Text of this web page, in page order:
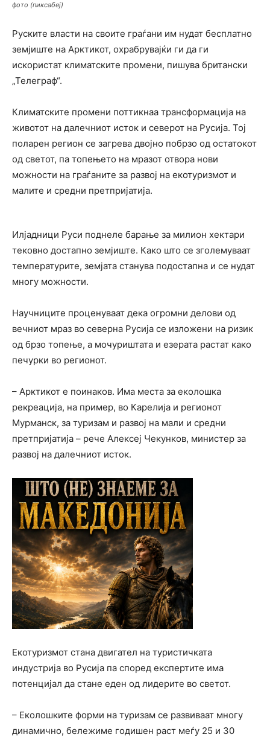
фото (пиксабеј)
Руските власти на своите граѓани им нудат бесплатно
земјиште на Арктикот, охрабрувајќи ги да ги
искористат климатските промени, пишува британски
„Телеграф“.
Климатските промени поттикнаа трансформација на
животот на далечниот исток и северот на Русија. Тој
поларен регион се загрева двојно побрзо од остатокот
од светот, па топењето на мразот отвора нови
можности на граѓаните за развој на екотуризмот и
малите и средни претпријатија.
Илјадници Руси поднеле барање за милион хектари
тековно достапно земјиште. Како што се зголемуваат
температурите, земјата станува подостапна и се нудат
многу можности.
Научниците проценуваат дека огромни делови од
вечниот мраз во северна Русија се изложени на ризик
од брзо топење, а мочуриштата и езерата растат како
печурки во регионот.
– Арктикот е поинаков. Има места за еколошка
рекреација, на пример, во Карелија и регионот
Мурманск, за туризам и развој на мали и средни
претпријатија – рече Алексеј Чекунков, министер за
развој на далечниот исток.
Екотуризмот стана двигател на туристичката
индустрија во Русија па според експертите има
потенцијал да стане еден од лидерите во светот.
– Еколошките форми на туризам се развиваат многу
динамично, бележиме годишен раст меѓу 25 и 30